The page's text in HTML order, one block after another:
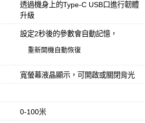
透過機身上的Type-C USB口進行韌體
升級
設定2秒後的參數會自動記憶，
重新開機自動恢復
寬螢幕液晶顯示，可開啟或關閉背光
0-100米